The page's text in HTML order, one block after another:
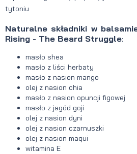
tytoniu
Naturalne składniki w
Rising - The Beard Struggle:
masło shea
masło z liści herbaty
masło z nasion mango
olej z nasion chia
masło z nasion opuncji figowej
masło z jagód goji
olej z nasion dyni
olej z nasion czarnuszki
olej z nasion maqui
witamina E